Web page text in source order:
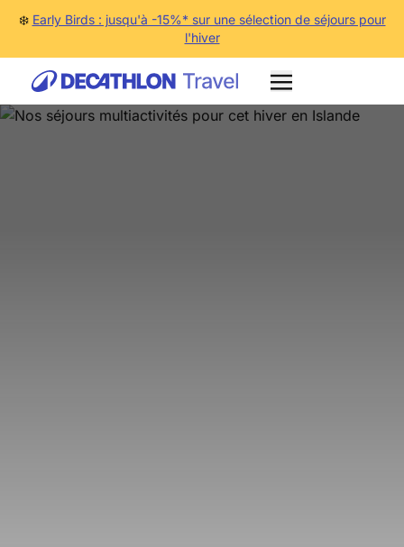
❄️ Early Birds : jusqu'à -15%* sur une sélection de séjours pour
l'hiver